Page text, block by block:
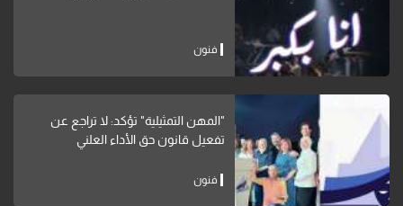
فنون
"المهن التمثيلية" تؤكد: لا تراجع عن
تفعيل قانون حق الأداء العلني
فنون